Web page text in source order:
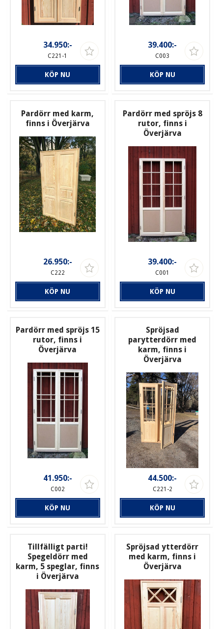
34.950:-
C221-1
KÖP NU
39.400:-
C003
KÖP NU
Pardörr med karm,
finns i Överjärva
26.950:-
C222
KÖP NU
Pardörr med spröjs 8
rutor, finns i
Överjärva
39.400:-
C001
KÖP NU
Pardörr med spröjs 15
rutor, finns i
Överjärva
41.950:-
C002
KÖP NU
Spröjsad
parytterdörr med
karm, finns i
Överjärva
44.500:-
C221-2
KÖP NU
Tillfälligt parti!
Spegeldörr med
karm, 5 speglar, finns
i Överjärva
Spröjsad ytterdörr
med karm, finns i
Överjärva